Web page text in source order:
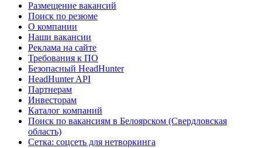
Размещение вакансий
Поиск по резюме
О компании
Наши вакансии
Реклама на сайте
Требования к ПО
Безопасный HeadHunter
HeadHunter API
Партнерам
Инвесторам
Каталог компаний
Поиск по вакансиям в Белоярском (Свердловская
область)
Сетка: соцсеть для нетворкинга